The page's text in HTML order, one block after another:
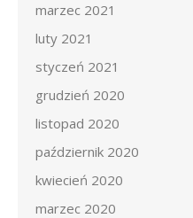
marzec 2021
luty 2021
styczeń 2021
grudzień 2020
listopad 2020
październik 2020
kwiecień 2020
marzec 2020